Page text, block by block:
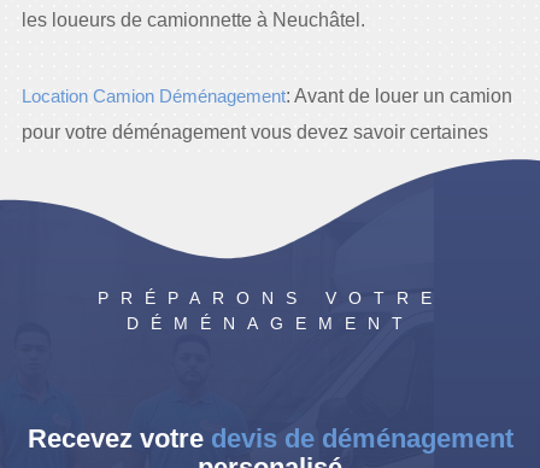
les loueurs de camionnette à Neuchâtel.
Location Camion Déménagement: Avant de louer un camion
pour votre déménagement vous devez savoir certaines
informations sur les obligations et contrats de location.
PRÉPARONS VOTRE
DÉMÉNAGEMENT
Recevez votre devis de déménagement